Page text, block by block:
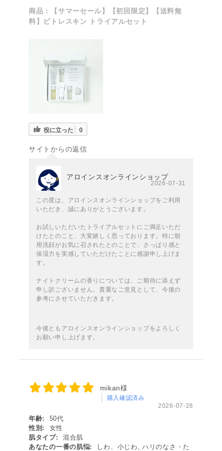
商品：
【サマーセール】【初回限定】【送料無
料】ビトレスキン トライアルセット
役に立った 0
サイトからの返信
アロインスオンラインショップ
2026-07-31
この度は、アロインスオンラインショップをご利用
いただき、誠にありがとうございます。
お試しいただいたトライアルセットにご満足いただ
けたとのこと、大変嬉しく思っております。特に朝
用洗顔がお気に召されたとのことで、さっぱり感と
保湿力を実感していただけたことに感謝申し上げま
す。
ナイトクリームの香りについては、ご期待に添えず
申し訳ございません。貴重なご意見として、今後の
参考にさせていただきます。
今後ともアロインスオンラインショップをよろしく
お願い申し上げます。
mikan様
購入確認済み
2026-07-28
年齢:
50代
性別:
女性
肌タイプ:
混合肌
あなたの一番の肌悩:
しわ、小じわ, ハリのなさ・た